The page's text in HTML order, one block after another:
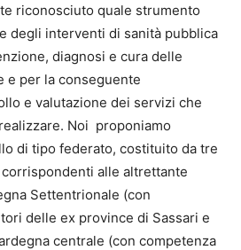
riconosciuto quale strumento
degli interventi di sanità pubblica
diagnosi e cura delle
e per la conseguente
e valutazione dei servizi che
Noi proponiamo
di tipo federato, costituito da tre
alle altrettante
Settentrionale (con
delle ex province di Sassari e
centrale (con competenza